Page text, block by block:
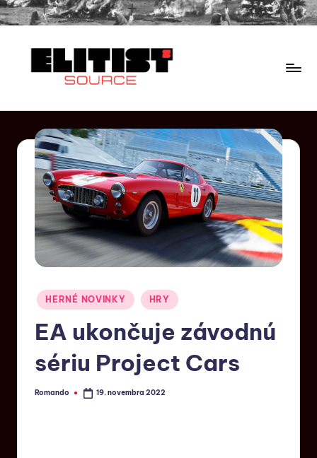
HERNÉ NOVINKY HRY
EA ukončuje závodnú
sériu Project Cars
Romando 19. novembra 2022